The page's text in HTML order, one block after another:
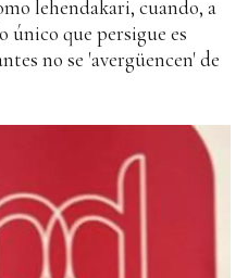
lehendakari, cuando, a
único que persigue es
no se 'avergüencen' de